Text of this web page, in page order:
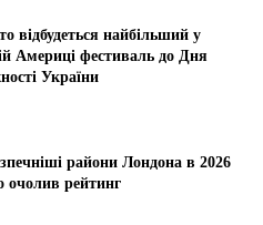
відбудеться найбільший у
Америці фестиваль до Дня
України
райони Лондона в 2026
очолив рейтинг